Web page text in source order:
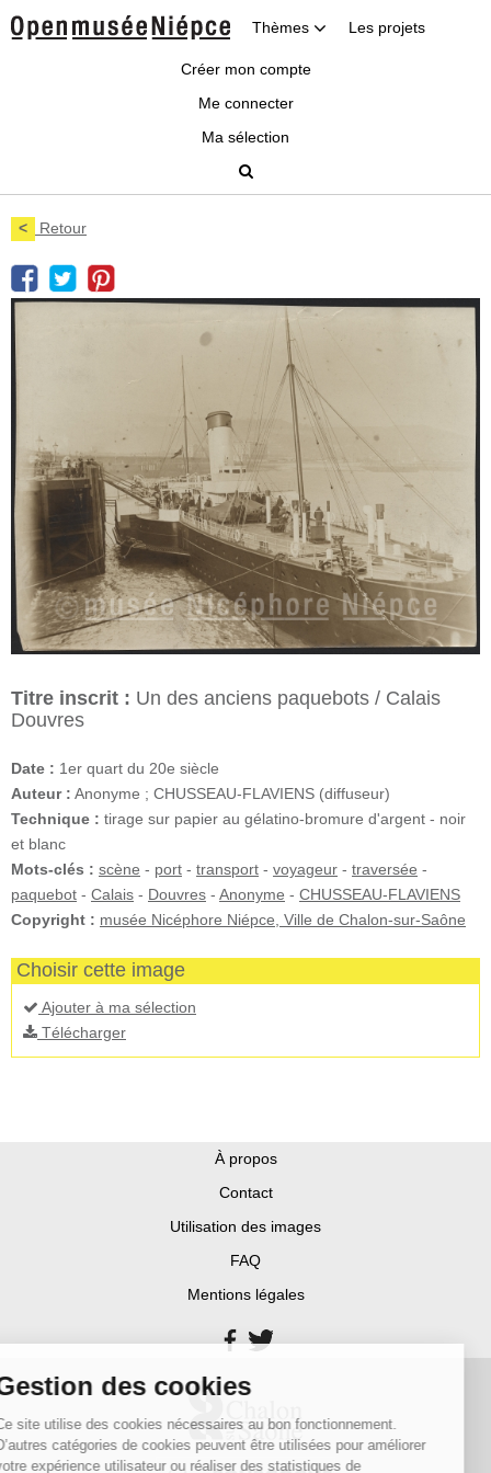
Thèmes Les projets
Créer mon compte
Me connecter
Ma sélection
< Retour
Titre inscrit : Un des anciens paquebots / Calais
Douvres
Date : 1er quart du 20e siècle
Auteur : Anonyme ; CHUSSEAU-FLAVIENS (diffuseur)
Technique : tirage sur papier au gélatino-bromure d'argent - noir
et blanc
Mots-clés : scène - port - transport - voyageur - traversée -
paquebot - Calais - Douvres - Anonyme - CHUSSEAU-FLAVIENS
Copyright : musée Nicéphore Niépce, Ville de Chalon-sur-Saône
Choisir cette image
Ajouter à ma sélection
Télécharger
À propos
Contact
Utilisation des images
FAQ
Mentions légales
Gestion des cookies
Ce site utilise des cookies nécessaires au bon fonctionnement.
D’autres catégories de cookies peuvent être utilisées pour améliorer
votre expérience utilisateur ou réaliser des statistiques de